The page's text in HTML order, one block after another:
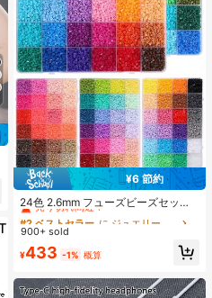
¥6 節約
24色 2.6mm フューズビーズセッ
ト、大人向けピクセルアートDIYパ
ズル、フューズビーズハンドメイド
DIYアイロンビーズハンドメイドク
ー、パーティーギフト、リフィルビ
ーズセット
#2 ベストセラー
に ジュエリー製作セット
売り切れ間近！
#2 ベストセラー
売り切れ間近！
#2 ベストセラー
売り切れ間近！
#2 ベストセラー
売り切れ間近！
900+ sold
¥433 -1% 概算